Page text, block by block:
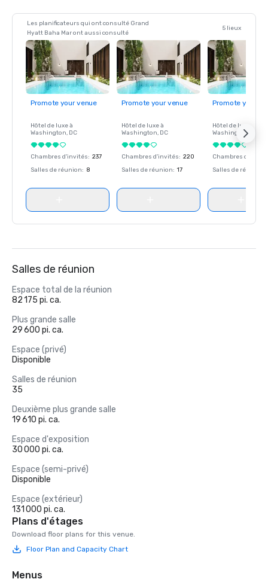
Les planificateurs qui ont consulté Grand
Hyatt Baha Mar ont aussi consulté
5 lieux
Promote your venue
Hôtel de luxe à
Washington, DC
Chambres d'invités: 237
Salles de réunion: 8
Promote your venue
Hôtel de luxe à
Washington, DC
Chambres d'invités: 220
Salles de réunion: 17
Promote your
Hôtel de luxe à
Washington
Chambres
Salles de réunion
Salles de réunion
Espace total de la réunion
82 175 pi. ca.
Plus grande salle
29 600 pi. ca.
Espace (privé)
Disponible
Salles de réunion
35
Deuxième plus grande salle
19 610 pi. ca.
Espace d'exposition
30 000 pi. ca.
Espace (semi-privé)
Disponible
Espace (extérieur)
131 000 pi. ca.
Plans d'étages
Download floor plans for this venue.
Floor Plan and Capacity Chart
Menus